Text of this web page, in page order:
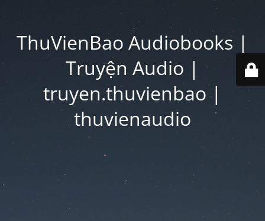
ThuVienBao Audiobooks |
Truyện Audio |
truyen.thuvienbao |
thuvienaudio